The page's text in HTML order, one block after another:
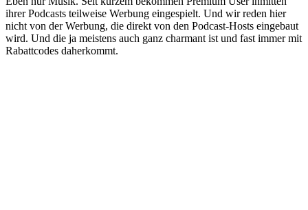
ihrer Podcasts teilweise Werbung eingespielt. Und wir reden hier
nicht von der Werbung, die direkt von den Podcast-Hosts eingebaut
wird. Und die ja meistens auch ganz charmant ist und fast immer mit
Rabattcodes daherkommt.